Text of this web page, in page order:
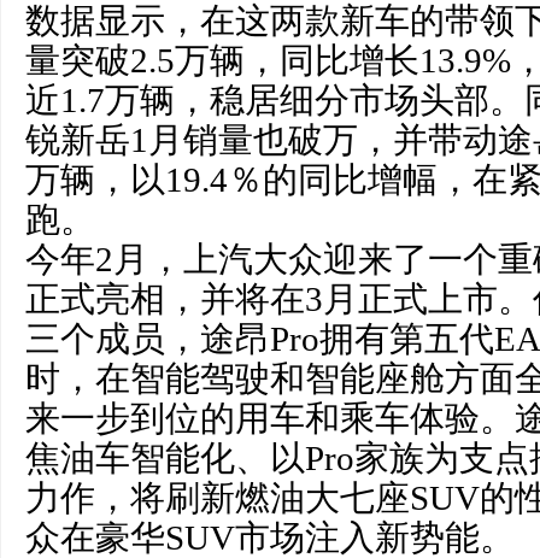
数据显示，在这两款新车的带领
量突破2.5万辆，同比增长13.9%
近1.7万辆，稳居细分市场头部
锐新岳1月销量也破万，并带动
万辆，以19.4％的同比增幅，在
跑。
今年2月，上汽大众迎来了一个
正式亮相，并将在3月正式上市。
三个成员，途昂Pro拥有第五代
时，在智能驾驶和智能座舱方面
来一步到位的用车和乘车体验。
焦油车智能化、以Pro家族为支
力作，将刷新燃油大七座SUV的
众在豪华SUV市场注入新势能。